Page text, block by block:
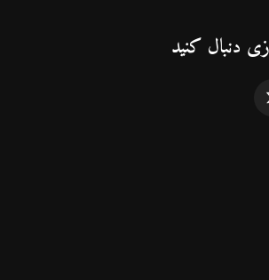
دنبال کنید